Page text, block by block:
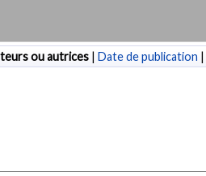
ou autrices | Date de publication |